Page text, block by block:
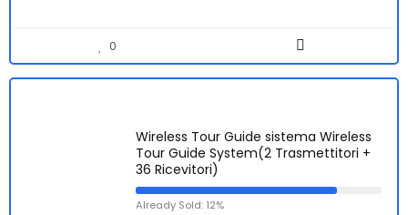
0
Wireless Tour Guide sistema Wireless
Tour Guide System(2 Trasmettitori +
36 Ricevitori)
Already Sold: 12%